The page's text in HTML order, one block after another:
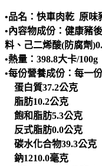
•品名：快車肉乾 原味
•內容物成份：健康豬
料、己二烯酸(防腐劑
•熱量：398.8大卡/100g
•每份營養成份：每一
蛋白質37.2公克
脂肪10.2公克
飽和脂肪5.3公克
反式脂肪0.0公克
碳水化合物39.3公克
鈉1210.0毫克